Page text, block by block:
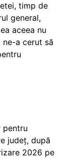
timp de
general,
aceea nu
ne-a cerut să
pentru
județ, după
2026 pe